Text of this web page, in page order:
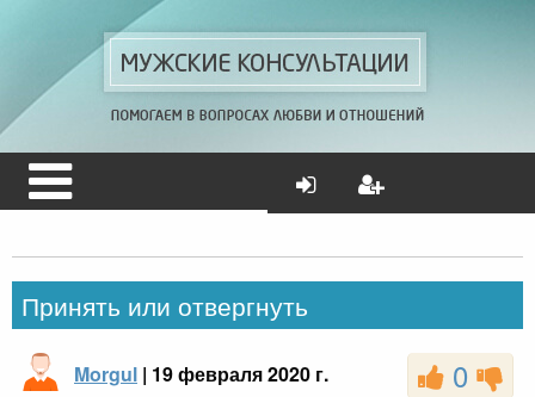
Принять или отвергнуть
Morgul | 19 февраля 2020 г. 0